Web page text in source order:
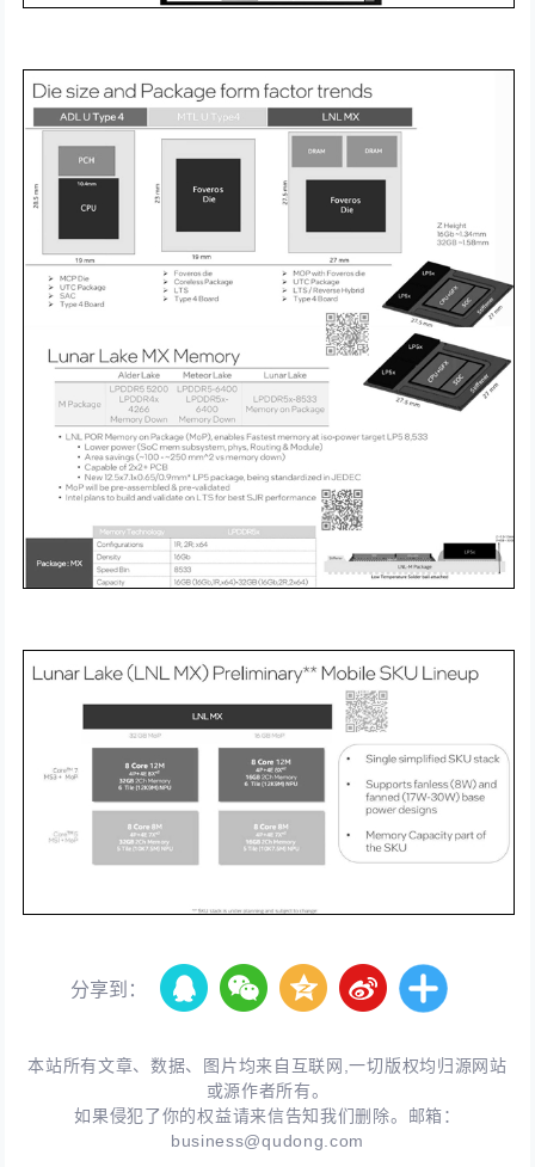
分享到：
本站所有文章、数据、图片均来自互联网,一切版权均归源网站
或源作者所有。
如果侵犯了你的权益请来信告知我们删除。邮箱：
business@qudong.com